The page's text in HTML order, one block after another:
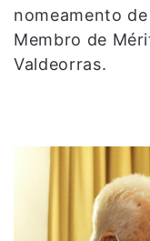
nomeamento
Membro de
Valdeorras.